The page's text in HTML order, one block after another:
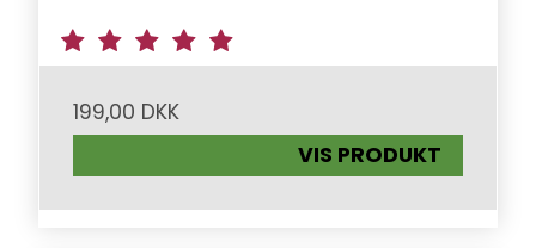
199,00 DKK
VIS PRODUKT